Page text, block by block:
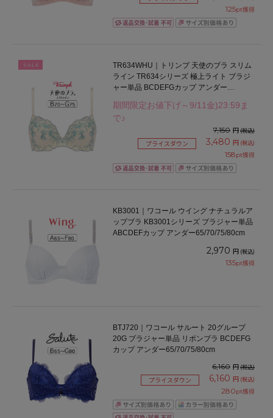
125pt獲得
SALE
TR634WHU｜トリンプ 天使のブラ スリム
ライン TR634シリーズ 極上ライト ブラジ
ャー単品 BCDEFGカップ アンダー
期間限定お値下げ～9/11金)23:59ま
で♪
7,150 円(税込)
プライスダウン 3,480 円 (税込)
158pt獲得
KB3001｜ワコール ウイング ナチュラルア
ップブラ KB3001シリーズ ブラジャー単品
ABCDEFカップ アンダー65/70/75/80cm
2,970 円 (税込)
135pt獲得
BTJ720｜ワコール サルート 20グループ
20G ブラジャー単品 リボンブラ BCDEFG
カップ アンダー65/70/75/80cm
6,160 円(税込)
プライスダウン 6,160 円 (税込)
280pt獲得